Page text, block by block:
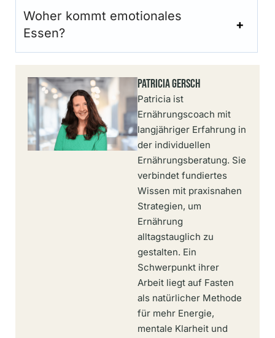
Woher kommt emotionales
Essen?
Patricia Gersch
Patricia ist
Ernährungscoach mit
langjähriger Erfahrung in
der individuellen
Ernährungsberatung. Sie
verbindet fundiertes
Wissen mit praxisnahen
Strategien, um
Ernährung
alltagstauglich zu
gestalten. Ein
Schwerpunkt ihrer
Arbeit liegt auf Fasten
als natürlicher Methode
für mehr Energie,
mentale Klarheit und